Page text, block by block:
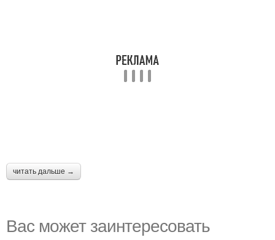
читать дальше →
Вас может заинтересовать